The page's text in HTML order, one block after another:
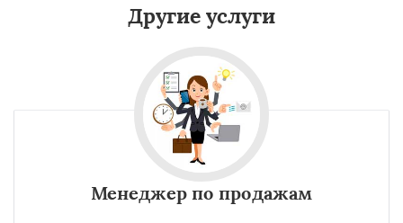
Другие услуги
Менеджер по продажам